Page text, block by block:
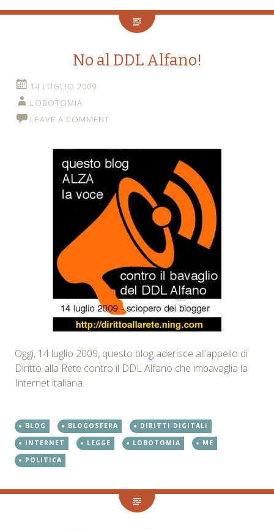
No al DDL Alfano!
14 LUGLIO 2009
LOBOTOMIA
LEAVE A COMMENT
Oggi, 14 luglio 2009, questo blog aderisce all’appello di
Diritto alla Rete contro il DDL Alfano che imbavaglia la
Internet italiana.
BLOG BLOGOSFERA
DIRITTI DIGITALI
INTERNET
LEGGE LOBOTOMIA
ME
POLITICA